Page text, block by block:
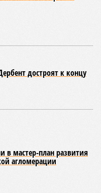
достроят к концу
в мастер-план развития
агломерации